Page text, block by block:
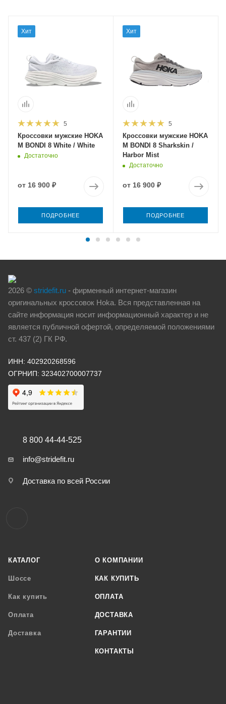
Хит
5
Кроссовки мужские HOKA
M BONDI 8 White / White
Достаточно
от 16 900 ₽
ПОДРОБНЕЕ
Хит
5
Кроссовки мужские HOKA
M BONDI 8 Sharkskin /
Harbor Mist
Достаточно
от 16 900 ₽
ПОДРОБНЕЕ
2026 © stridefit.ru - фирменный интернет-магазин
оригинальных кроссовок Hoka. Вся представленная на
сайте информация носит информационный характер и не
является публичной офертой, определяемой положениями
ст. 437 (2) ГК РФ.
ИНН: 402920268596
ОГРНИП: 323402700007737
КАТАЛОГ
Шоссе
Как купить
Оплата
Доставка
О КОМПАНИИ
КАК КУПИТЬ
ОПЛАТА
ДОСТАВКА
ГАРАНТИИ
КОНТАКТЫ
8 800 44-44-525
info@stridefit.ru
Доставка по всей России